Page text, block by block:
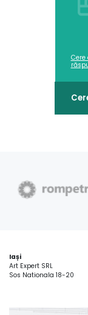
Iași
Art Expert SRL
Sos Nationala 18-20